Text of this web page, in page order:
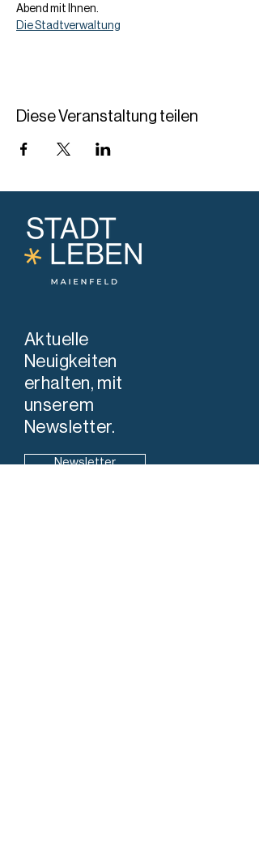
Abend mit Ihnen.
Die Stadtverwaltung
Diese Veranstaltung teilen
Aktuelle
Neuigkeiten
erhalten, mit
unserem
Newsletter.
Newsletter